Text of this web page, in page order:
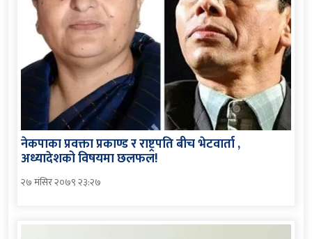
नेकपाका प्रवक्ता प्रकाण्ड र राष्ट्रपति बीच भेटवार्ता ,
अध्यादेशको विषयमा छलफल!
२७ मंसिर २०७९ २३:२७